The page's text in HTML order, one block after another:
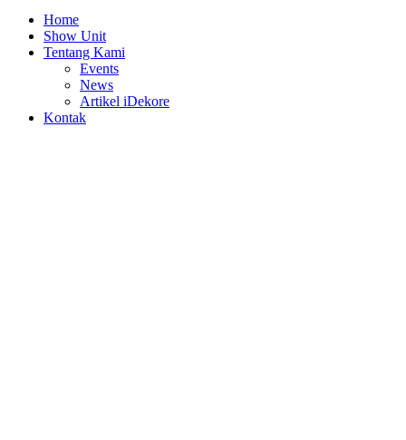
Home
Show Unit
Tentang Kami
Events
News
Artikel iDekore
Kontak